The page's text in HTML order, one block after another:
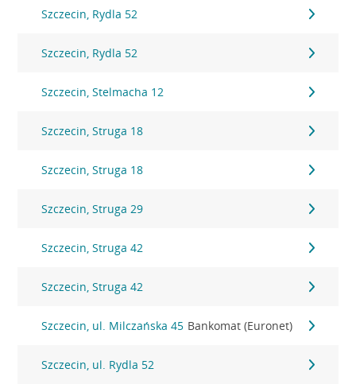
Szczecin, Rydla 52
Szczecin, Rydla 52
Szczecin, Stelmacha 12
Szczecin, Struga 18
Szczecin, Struga 18
Szczecin, Struga 29
Szczecin, Struga 42
Szczecin, Struga 42
Szczecin, ul. Milczańska 45 Bankomat (Euronet)
Szczecin, ul. Rydla 52